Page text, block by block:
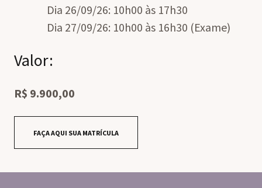
Dia 26/09/26: 10h00 às 17h30
Dia 27/09/26: 10h00 às 16h30 (Exame)
Valor:
R$ 9.900,00
FAÇA AQUI SUA MATRÍCULA